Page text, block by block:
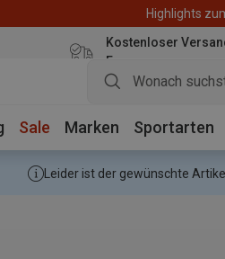
Highlights
Kostenloser
Euro
Sale Marken Sportarten
Leider ist der gewünschte